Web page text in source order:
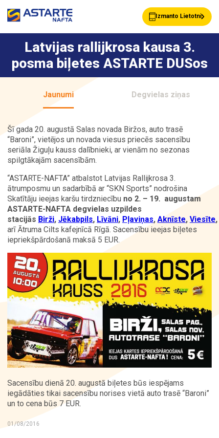
Izmanto Lietotni
Akcijas Jaunumi
Uzpildes stacijas
Pakalpojumi Astarte Bizness
Vairumtirdzniecība Par ASTARTE
Kontakti
Latvijas rallijkrosa kausa 3.
posma biļetes ASTARTE DUSos
Jaunumi Degvielas ziņas
Šī gada 20. augustā Salas novada Biržos, auto trasē
“Baroni”, vietējos un novada viesus priecēs sacensību
seriāla Žiguļu kauss dalībnieki, ar vienām no sezonas
spilgtākajām sacensībām.
“ASTARTE-NAFTA” atbalstot Latvijas Rallijkrosa 3.
ātrumposmu un sadarbībā ar “SKN Sports” nodrošina
Skatītāju ieejas karšu tirdzniecību no 2. – 19. augustam
ASTARTE-NAFTA degvielas uzpildes
stacijās Birži, Jēkabpils, Līvāni, Pļaviņas, Aknīste, Viesīte,
arī Ātruma Cilts kafejnīcā Rīgā. Sacensību ieejas biļetes
iepriekšpārdošanā maksā 5 EUR.
Sacensību dienā 20. augustā biļetes būs iespējams
iegādāties tikai sacensību norises vietā auto trasē “Baroni”
un to cena būs 7 EUR.
01/08/2016